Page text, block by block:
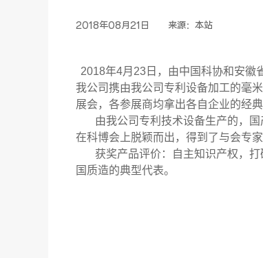
2018年08月21日 来源：本站
2018年4月23日，由中国科协和安徽
我公司携由我公司专利设备加工的毫
展会，各参展商均拿出各自企业的经
由我公司专利技术设备生产的，
在科博会上脱颖而出，得到了与会专
获奖产品评价：自主知识产权，打
国质造的典型代表。